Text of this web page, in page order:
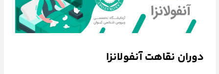
دوران نقاهت آنفولانزا